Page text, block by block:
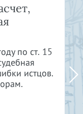
по ст. 15
истцов.